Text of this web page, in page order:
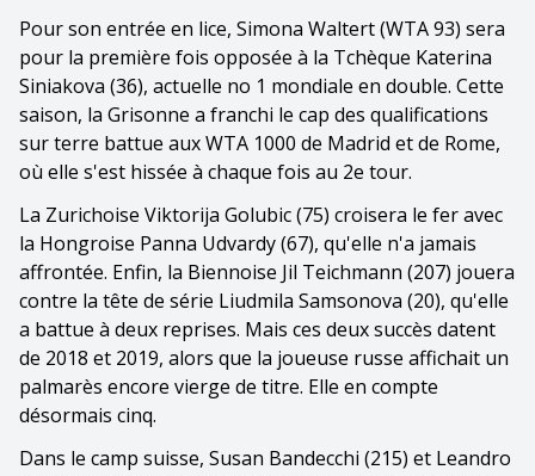
Pour son entrée en lice, Simona Waltert (WTA 93) sera
pour la première fois opposée à la Tchèque Katerina
Siniakova (36), actuelle no 1 mondiale en double. Cette
saison, la Grisonne a franchi le cap des qualifications
sur terre battue aux WTA 1000 de Madrid et de Rome,
où elle s'est hissée à chaque fois au 2e tour.
La Zurichoise Viktorija Golubic (75) croisera le fer avec
la Hongroise Panna Udvardy (67), qu'elle n'a jamais
affrontée. Enfin, la Biennoise Jil Teichmann (207) jouera
contre la tête de série Liudmila Samsonova (20), qu'elle
a battue à deux reprises. Mais ces deux succès datent
de 2018 et 2019, alors que la joueuse russe affichait un
palmarès encore vierge de titre. Elle en compte
désormais cinq.
Dans le camp suisse, Susan Bandecchi (215) et Leandro